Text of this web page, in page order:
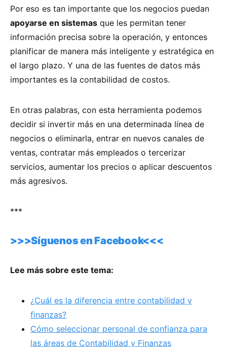
Por eso es tan importante que los negocios puedan
apoyarse en sistemas que les permitan tener
información precisa sobre la operación, y entonces
planificar de manera más inteligente y estratégica en
el largo plazo. Y una de las fuentes de datos más
importantes es la contabilidad de costos.
En otras palabras, con esta herramienta podemos
decidir si invertir más en una determinada línea de
negocios o eliminarla, entrar en nuevos canales de
ventas, contratar más empleados o tercerizar
servicios, aumentar los precios o aplicar descuentos
más agresivos.
***
>>>Síguenos en Facebook<<<
Lee más sobre este tema:
¿Cuál es la diferencia entre contabilidad y
finanzas?
Cómo seleccionar personal de confianza para
las áreas de Contabilidad y Finanzas